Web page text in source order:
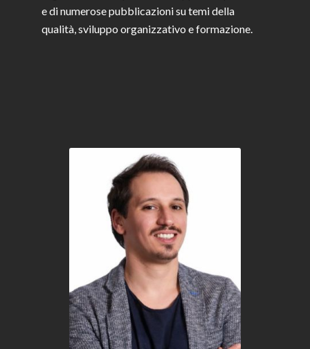
e di numerose pubblicazioni su temi della
qualità, sviluppo organizzativo e formazione.